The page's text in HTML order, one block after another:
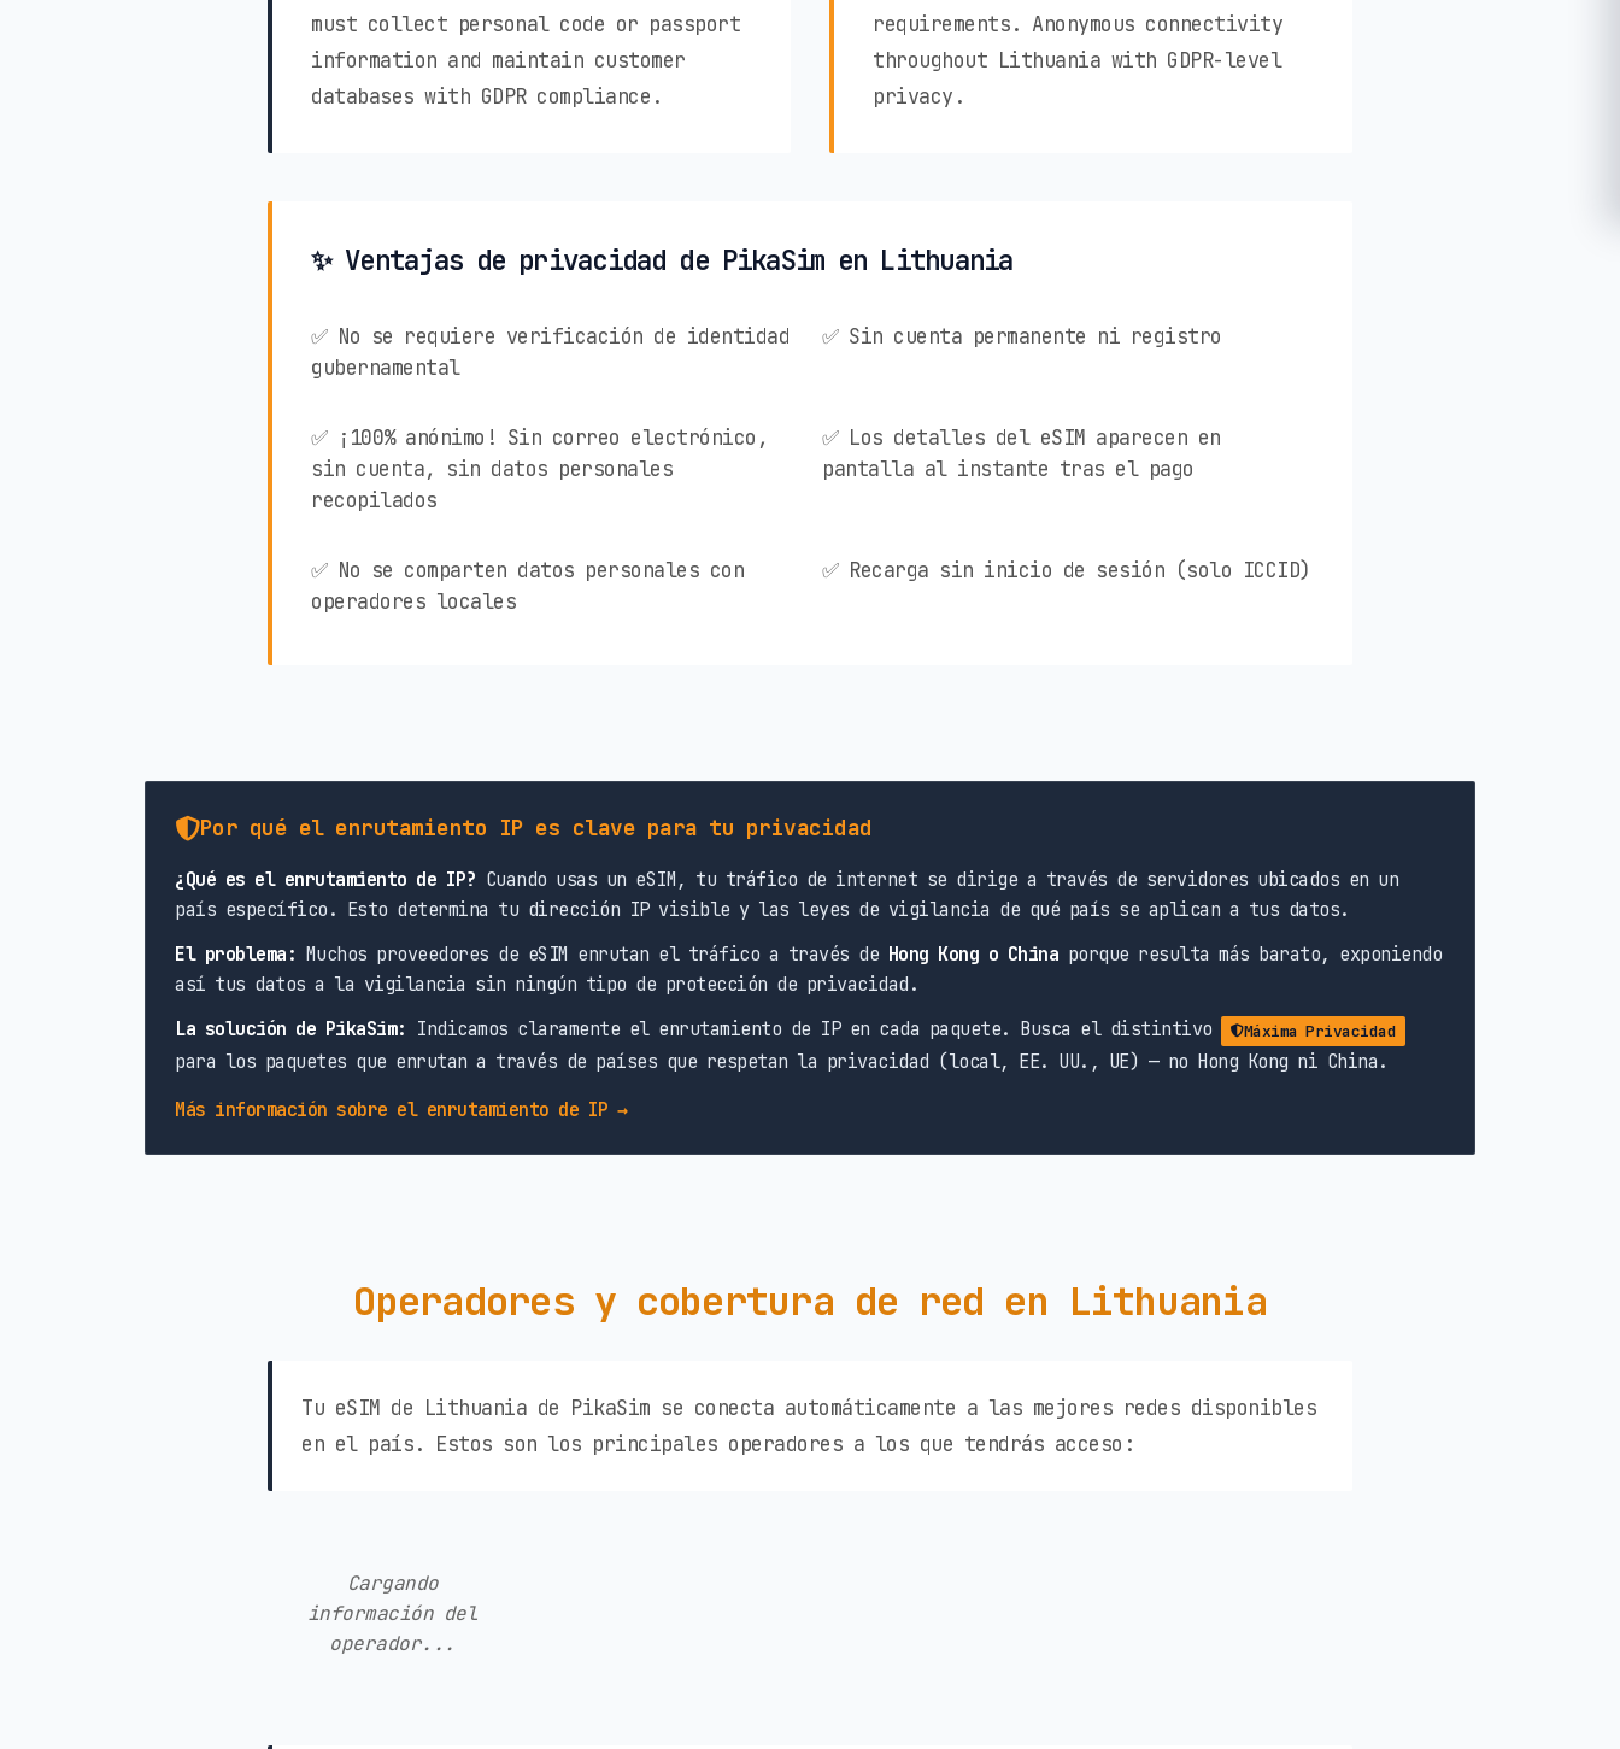
must collect personal code or passport
information and maintain customer
databases with GDPR compliance.
requirements. Anonymous connectivity
throughout Lithuania with GDPR-level
privacy.
✨ Ventajas de privacidad de PikaSim en Lithuania
✅ No se requiere verificación de identidad
gubernamental
✅ Sin cuenta permanente ni registro
✅ ¡100% anónimo! Sin correo electrónico,
sin cuenta, sin datos personales
recopilados
✅ Los detalles del eSIM aparecen en
pantalla al instante tras el pago
✅ No se comparten datos personales con
operadores locales
✅ Recarga sin inicio de sesión (solo ICCID)
Por qué el enrutamiento IP es clave para tu privacidad
¿Qué es el enrutamiento de IP? Cuando usas un eSIM, tu tráfico de internet se dirige a través de servidores ubicados en un
país específico. Esto determina tu dirección IP visible y las leyes de vigilancia de qué país se aplican a tus datos.
El problema: Muchos proveedores de eSIM enrutan el tráfico a través de Hong Kong o China porque resulta más barato, exponiendo
así tus datos a la vigilancia sin ningún tipo de protección de privacidad.
La solución de PikaSim: Indicamos claramente el enrutamiento de IP en cada paquete. Busca el distintivo Máxima Privacidad
para los paquetes que enrutan a través de países que respetan la privacidad (local, EE. UU., UE) — no Hong Kong ni China.
Más información sobre el enrutamiento de IP →
Operadores y cobertura de red en Lithuania
Tu eSIM de Lithuania de PikaSim se conecta automáticamente a las mejores redes disponibles
en el país. Estos son los principales operadores a los que tendrás acceso:
Cargando
información del
operador...